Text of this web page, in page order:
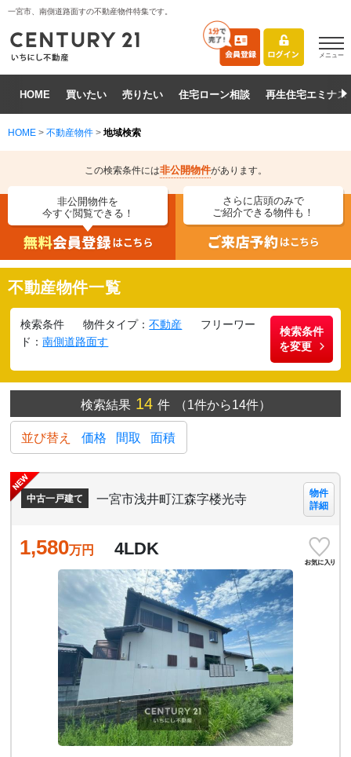
一宮市、南側道路面すの不動産物件特集です。
メニュー
HOME 買いたい 売りたい 住宅ローン相談 再生住宅エミナス
HOME > 不動産物件 > 地域検索
この検索条件には非公開物件があります。
非公開物件を
今すぐ閲覧できる！
さらに店頭のみで
ご紹介できる物件も！
不動産物件一覧
検索条件 物件タイプ：不動産
フリーワー
ド：南側道路面す
検索条件
を変更
検索結果14 件 （1件から14件）
並び替え 価格 間取 面積
中古一戸建て 一宮市浅井町江森字楼光寺
物件
詳細
1,580万円 4LDK